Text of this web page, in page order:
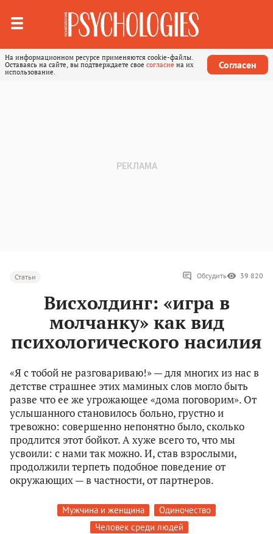
На информационном ресурсе применяются cookie-файлы.
Оставаясь на сайте, вы подтверждаете свое согласие на их
использование.
Согласен
Статьи Обсудить 39 820
Висхолдинг: «игра в
молчанку» как вид
психологического насилия
«Я с тобой не разговариваю!» — для многих из нас в
детстве страшнее этих маминых слов могло быть
разве что ее же угрожающее «дома поговорим». От
услышанного становилось больно, грустно и
тревожно: совершенно непонятно было, сколько
продлится этот бойкот. А хуже всего то, что мы
усвоили: с нами так можно. И, став взрослыми,
продолжили терпеть подобное поведение от
окружающих — в частности, от партнеров.
Мужчина и женщина
Одиночество
Человек среди людей